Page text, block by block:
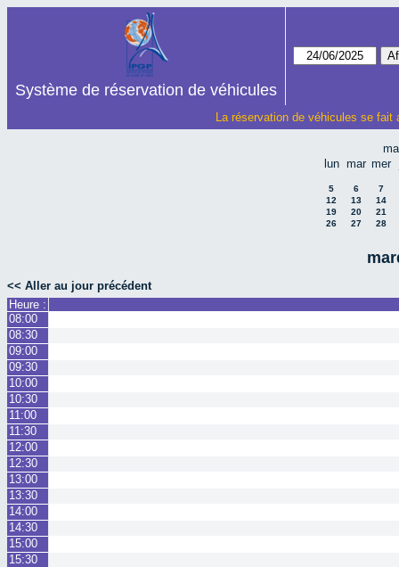
Système de réservation de véhicules
La réservation de véhicules se
lun mar mer
5 6
7
12
13
14
19
20
21
26
27 28
<< Aller au jour précédent
Heure :
08:00
08:30
09:00
09:30
10:00
10:30
11:00
11:30
12:00
12:30
13:00
13:30
14:00
14:30
15:00
15:30